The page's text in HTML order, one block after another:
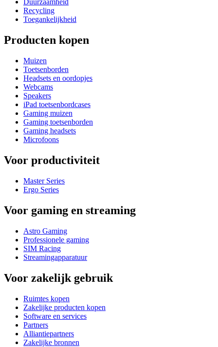
Duurzaamheid
Recycling
Toegankelijkheid
Producten kopen
Muizen
Toetsenborden
Headsets en oordopjes
Webcams
Speakers
iPad toetsenbordcases
Gaming muizen
Gaming toetsenborden
Gaming headsets
Microfoons
Voor productiviteit
Master Series
Ergo Series
Voor gaming en streaming
Astro Gaming
Professionele gaming
SIM Racing
Streamingapparatuur
Voor zakelijk gebruik
Ruimtes kopen
Zakelijke producten kopen
Software en services
Partners
Alliantiepartners
Zakelijke bronnen